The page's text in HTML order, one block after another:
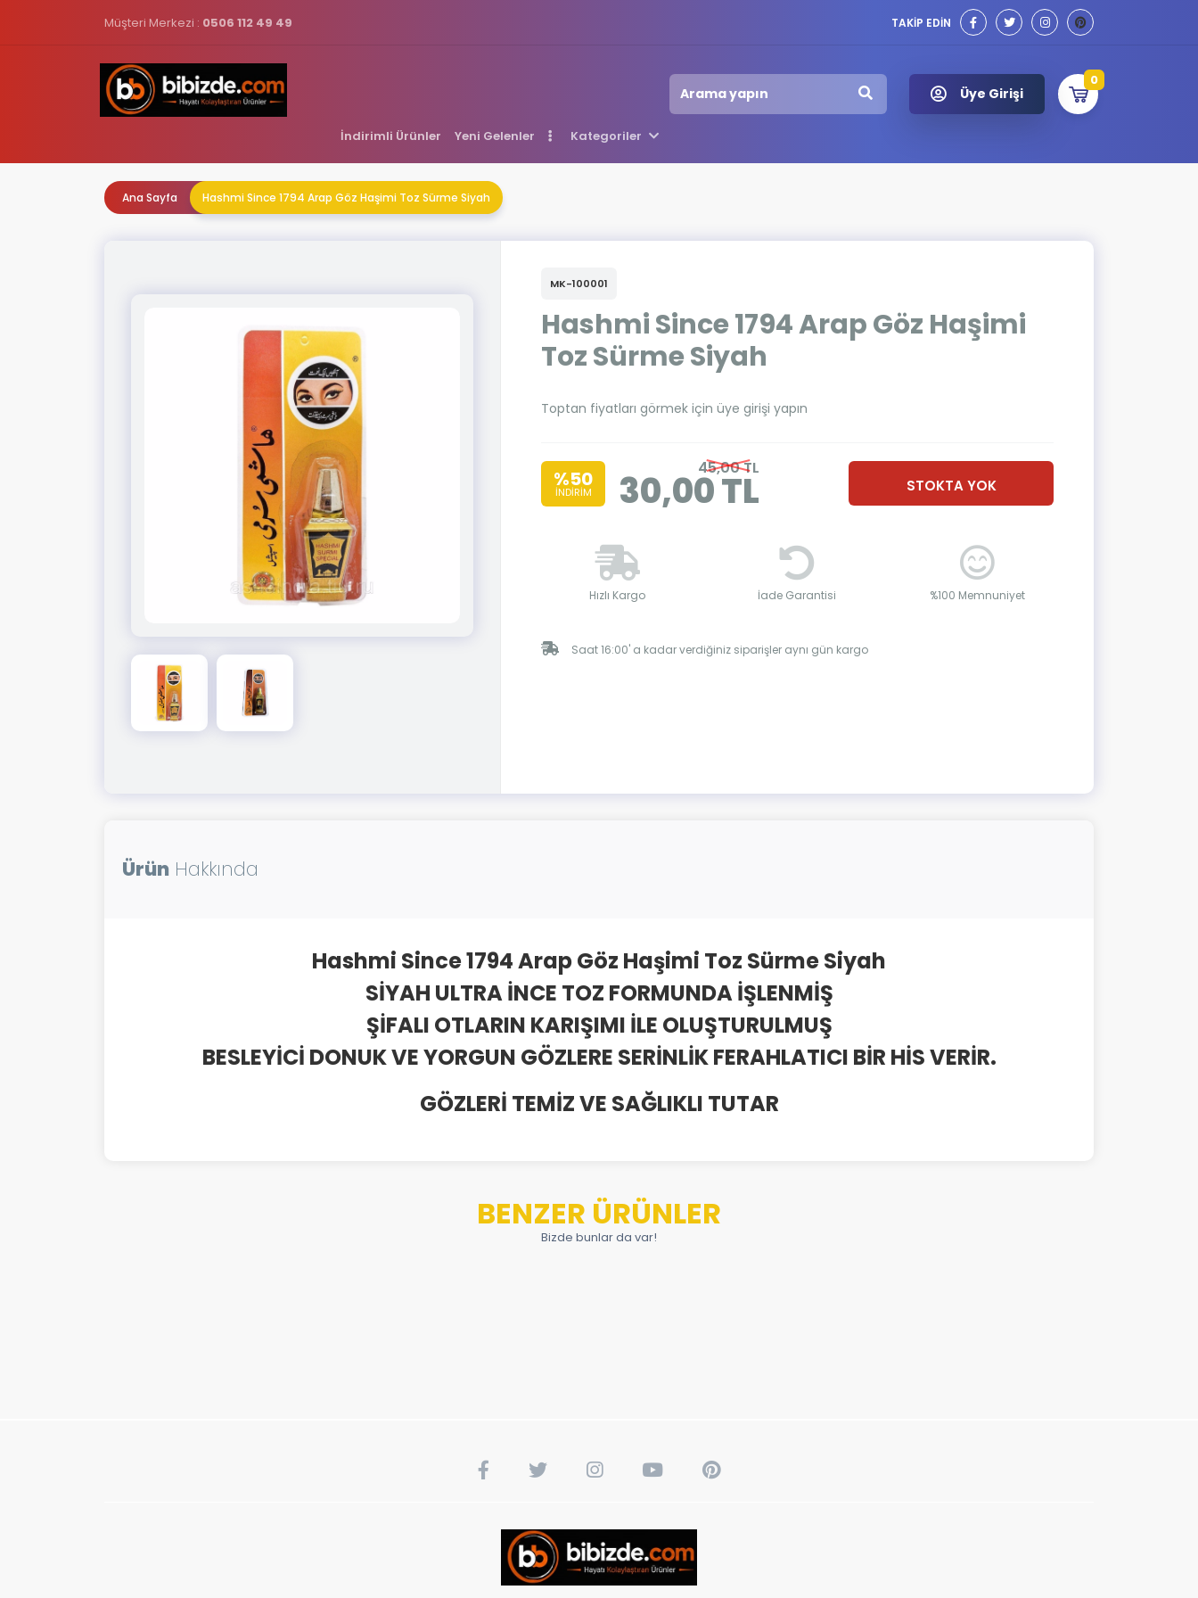
Müşteri Merkezi : 0506 112 49 49 TAKİP EDİN
0
Üye Girişi
İndirimli Ürünler Yeni Gelenler Kategoriler
Ana Sayfa Hashmi Since 1794 Arap Göz Haşimi Toz Sürme Siyah
MK-100001
Hashmi Since 1794 Arap Göz Haşimi
Toz Sürme Siyah
Toptan fiyatları görmek için üye girişi yapın
%50
İNDİRİM
45,00 TL
30,00 TL STOKTA YOK
Hızlı Kargo İade Garantisi %100 Memnuniyet
Saat 16:00' a kadar verdiğiniz siparişler aynı gün kargo
Ürün Hakkında
Hashmi Since 1794 Arap Göz Haşimi Toz Sürme Siyah
SİYAH ULTRA İNCE TOZ FORMUNDA İŞLENMİŞ
ŞİFALI OTLARIN KARIŞIMI İLE OLUŞTURULMUŞ
BESLEYİCİ DONUK VE YORGUN GÖZLERE SERİNLİK FERAHLATICI BİR HİS VERİR.
GÖZLERİ TEMİZ VE SAĞLIKLI TUTAR
BENZER ÜRÜNLER
Bizde bunlar da var!